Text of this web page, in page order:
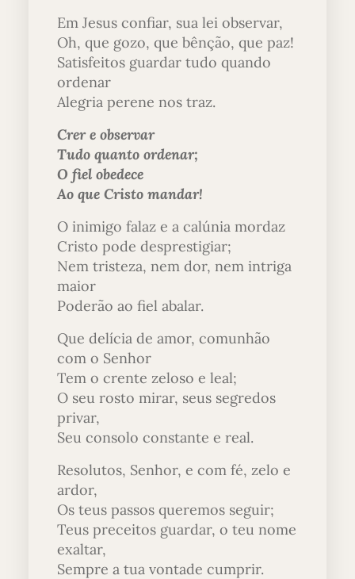
Em Jesus confiar, sua lei observar,
Oh, que gozo, que bênção, que paz!
Satisfeitos guardar tudo quando
ordenar
Alegria perene nos traz.
Crer e observar
Tudo quanto ordenar;
O fiel obedece
Ao que Cristo mandar!
O inimigo falaz e a calúnia mordaz
Cristo pode desprestigiar;
Nem tristeza, nem dor, nem intriga
maior
Poderão ao fiel abalar.
Que delícia de amor, comunhão
com o Senhor
Tem o crente zeloso e leal;
O seu rosto mirar, seus segredos
privar,
Seu consolo constante e real.
Resolutos, Senhor, e com fé, zelo e
ardor,
Os teus passos queremos seguir;
Teus preceitos guardar, o teu nome
exaltar,
Sempre a tua vontade cumprir.